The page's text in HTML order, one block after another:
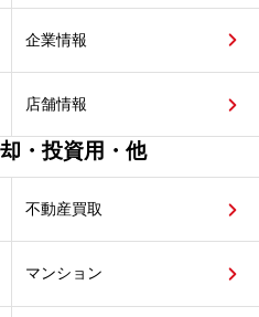
企業情報
店舗情報
・投資用・他
不動産買取
マンション